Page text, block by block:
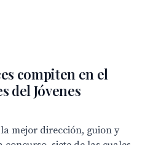
compiten en el
del Jóvenes
mejor dirección, guion y